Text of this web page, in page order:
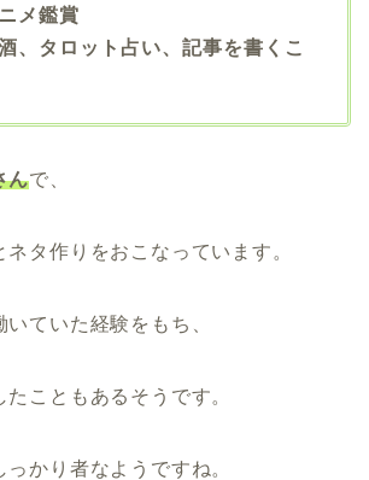
メ鑑賞
、タロット占い、記事を書くこ
んで、
タ作りをおこなっています。
ていた経験をもち、
こともあるそうです。
かり者なようですね。